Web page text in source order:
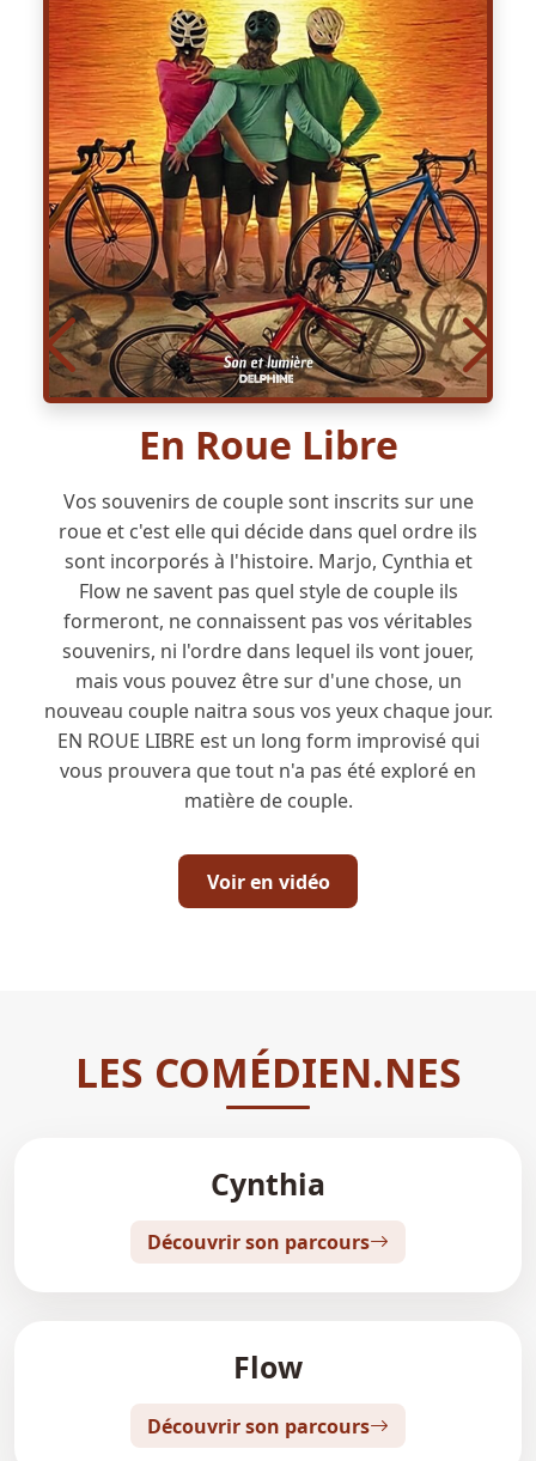
En Roue Libre
Vos souvenirs de couple sont inscrits sur une
roue et c'est elle qui décide dans quel ordre ils
sont incorporés à l'histoire. Marjo, Cynthia et
Flow ne savent pas quel style de couple ils
formeront, ne connaissent pas vos véritables
souvenirs, ni l'ordre dans lequel ils vont jouer,
mais vous pouvez être sur d'une chose, un
nouveau couple naitra sous vos yeux chaque jour.
EN ROUE LIBRE est un long form improvisé qui
vous prouvera que tout n'a pas été exploré en
matière de couple.
Voir en vidéo
LES COMÉDIEN.NES
Cynthia
Découvrir son parcours
Flow
Découvrir son parcours